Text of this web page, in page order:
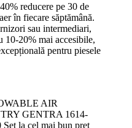
reducere pe 30 de
în fiecare săptămână.
sau intermediari,
10-20% mai accesibile,
pentru piesele